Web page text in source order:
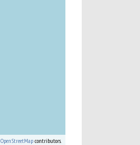
OpenStreetMap contributors.